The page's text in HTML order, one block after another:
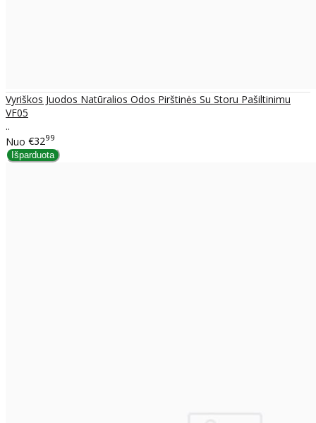
Vyriškos Juodos Natūralios Odos Pirštinės Su Storu Pašiltinimu
VF05
..
Nuo €3299